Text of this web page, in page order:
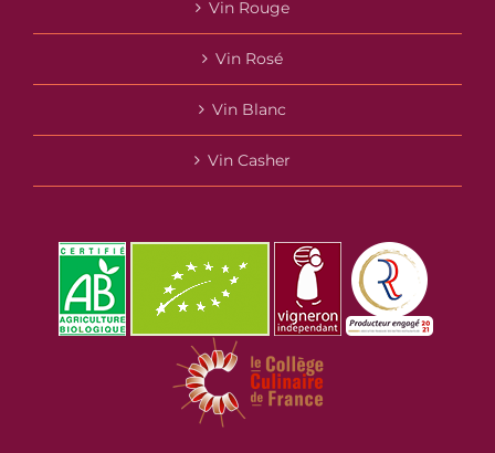
Vin Rouge
Vin Rosé
Vin Blanc
Vin Casher